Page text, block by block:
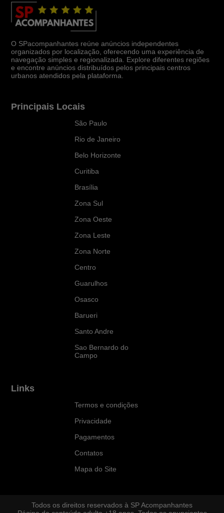
O SPacompanhantes reúne anúncios independentes
organizados por localização, oferecendo uma experiência de
navegação simples e regionalizada. Explore diferentes regiões
e encontre anúncios distribuídos pelos principais centros
urbanos atendidos pela plataforma.
Principais Locais
São Paulo
Rio de Janeiro
Belo Horizonte
Curitiba
Brasília
Zona Sul
Zona Oeste
Zona Leste
Zona Norte
Centro
Guarulhos
Osasco
Barueri
Santo Andre
Sao Bernardo do
Campo
Links
Termos e condições
Privacidade
Pagamentos
Contatos
Mapa do Site
Todos os direitos reservados à SP Acompanhantes